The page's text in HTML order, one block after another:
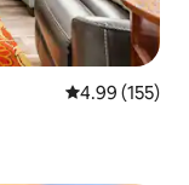
レビュー155
4.99 (155)